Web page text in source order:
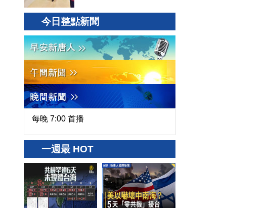
今日整點新聞
每晚 7:00 首播
一週最 HOT